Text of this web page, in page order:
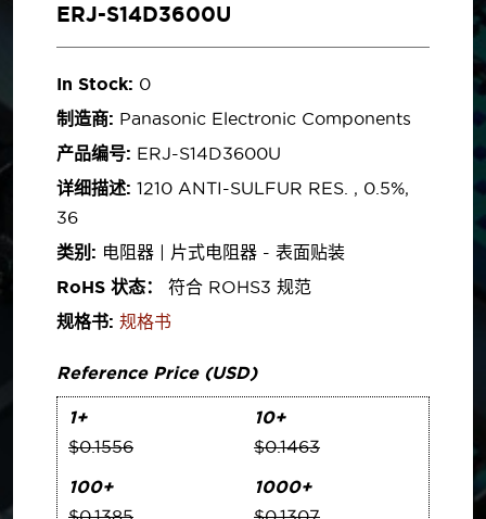
ERJ-S14D3600U
In Stock: 0
制造商: Panasonic Electronic Components
产品编号: ERJ-S14D3600U
详细描述: 1210 ANTI-SULFUR RES. , 0.5%,
36
类别: 电阻器 | 片式电阻器 - 表面贴装
RoHS 状态：
符合 ROHS3 规范
规格书: 规格书
Reference Price (USD)
1+
$0.1556
10+
$0.1463
100+
1000+